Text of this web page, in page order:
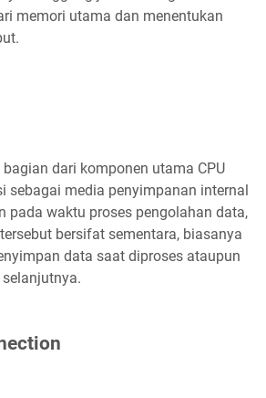
memori utama dan menentukan
dari komponen utama CPU
sebagai media penyimpanan internal
pada waktu proses pengolahan data,
bersifat sementara, biasanya
data saat diproses ataupun